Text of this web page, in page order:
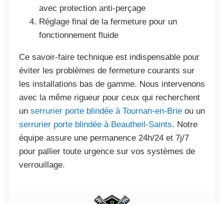
avec protection anti-perçage
Réglage final de la fermeture pour un
fonctionnement fluide
Ce savoir-faire technique est indispensable pour
éviter les problèmes de fermeture courants sur
les installations bas de gamme. Nous intervenons
avec la même rigueur pour ceux qui recherchent
un serrurier porte blindée à Tournan-en-Brie ou un
serrurier porte blindée à Beautheil-Saints. Notre
équipe assure une permanence 24h/24 et 7j/7
pour pallier toute urgence sur vos systèmes de
verrouillage.